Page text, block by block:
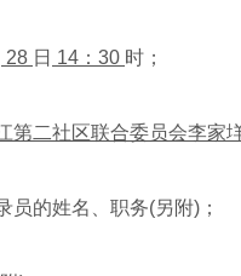
28 日 14：30 时；
第二社区联合委员会李家
的姓名、职务(另附)；